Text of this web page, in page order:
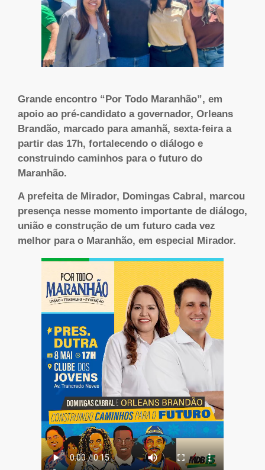
Grande encontro “Por Todo Maranhão”, em
apoio ao pré-candidato a governador, Orleans
Brandão, marcado para amanhã, sexta-feira a
partir das 17h, fortalecendo o diálogo e
construindo caminhos para o futuro do
Maranhão.
A prefeita de Mirador, Domingas Cabral, marcou
presença nesse momento importante de diálogo,
união e construção de um futuro cada vez
melhor para o Maranhão, em especial Mirador.